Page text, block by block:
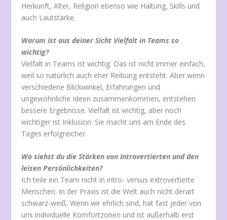
Herkunft, Alter, Religion ebenso wie Haltung, Skills und
auch Lautstärke.
Warum ist aus deiner Sicht Vielfalt in Teams so
wichtig?
Vielfalt in Teams ist wichtig. Das ist nicht immer einfach,
weil so natürlich auch eher Reibung entsteht. Aber wenn
verschiedene Blickwinkel, Erfahrungen und
ungewöhnliche Ideen zusammenkommen, entstehen
bessere Ergebnisse. Vielfalt ist wichtig, aber noch
wichtiger ist Inklusion. Sie macht uns am Ende des
Tages erfolgreicher.
Wo siehst du die Stärken von Introvertierten und den
leisen Persönlichkeiten?
Ich teile ein Team nicht in intro- versus extrovertierte
Menschen. In der Praxis ist die Welt auch nicht derart
schwarz-weiß. Wenn wir ehrlich sind, hat fast jeder von
uns individuelle Komfortzonen und ist außerhalb erst